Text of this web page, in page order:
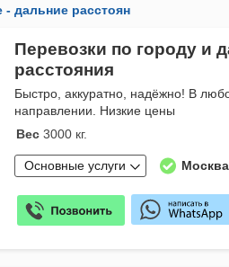
Перевозки по городу и
расстояния
Быстро, аккуратно, надёжно! В
направлении. Низкие цены
Вес 3000 кг.
Основные услуги